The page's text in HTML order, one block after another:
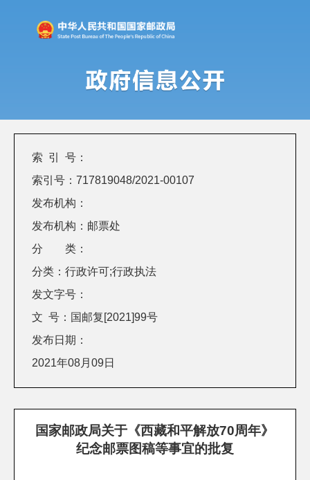
索 引 号：
索引号：717819048/2021-00107
发布机构：
发布机构：邮票处
分 类：
分类：行政许可;行政执法
发文字号：
文 号：国邮复[2021]99号
发布日期：
2021年08月09日
国家邮政局关于《西藏和平解放70周年》
纪念邮票图稿等事宜的批复